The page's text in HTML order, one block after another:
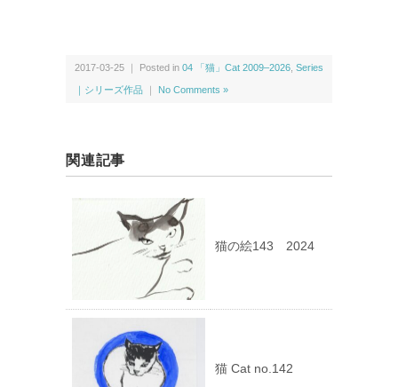
2017-03-25 ｜ Posted in 04 「猫」Cat 2009–2026 Series
｜シリーズ作品 ｜ No Comments »
関連記事
猫の絵143 2024
猫 Cat no.142